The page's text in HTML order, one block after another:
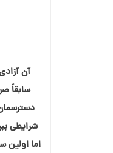
آن
سابقاً
شرایطی
اما